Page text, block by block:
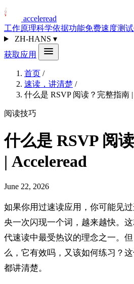
acceleread
工作原理科学依据功能免费速度测试
ZH-HANS ▾
获取应用
首页 /
速读，讲清楚 /
什么是 RSVP 阅读？完整指南 |
阅读技巧
什么是 RSVP 阅
| Acceleread
June 22, 2026
如果你用过速读应用，你可能见
央一次闪现一个词，越来越快。
代速读中最受热议的理念之一。
么，它有效吗，又该如何练习？
都讲清楚。